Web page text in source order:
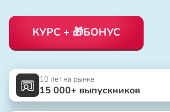
КУРС + 🎁БОНУС
10 лет на рынке
15 000+ выпускников